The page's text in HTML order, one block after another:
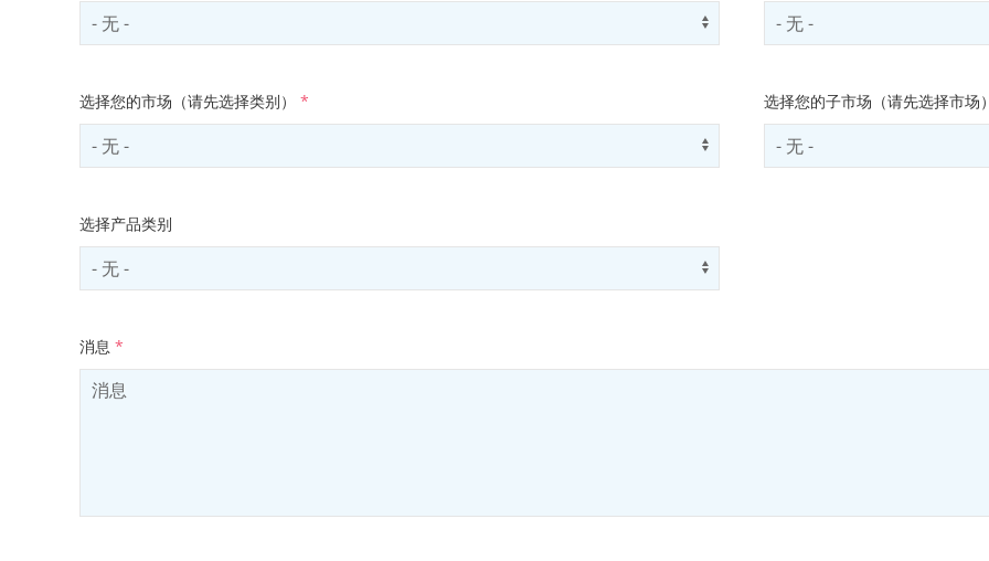
Select country Use arrow keys to navigate
Select contactCategory
选择您的市场（请先选择类别） *
Select sector Use arrow keys to navigate
选择您的子市场（请先选择市场）
Select subSector
选择产品类别
Select productCategory
消息 *